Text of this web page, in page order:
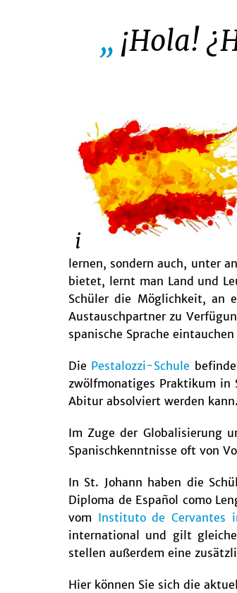
¡Hola!
lernen, sondern auch, unter
bietet, lernt man Land und
Schüler die Möglichkeit, an
Austauschpartner zu
spanische Sprache
Die Pestalozzi-Schule
zwölfmonatiges Praktikum in
Abitur absolviert werden kann.
Im Zuge der Globalisierung
Spanischkenntnisse oft von
In St. Johann haben die
Diploma de Español como
vom Instituto de Cervantes
international und gilt
stellen außerdem eine
Hier können Sie sich die